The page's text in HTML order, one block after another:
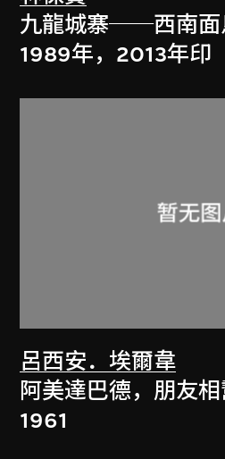
九龍城寨──西南面
1989年，2013年印
呂西安．埃爾韋
阿美達巴德，朋友
1961